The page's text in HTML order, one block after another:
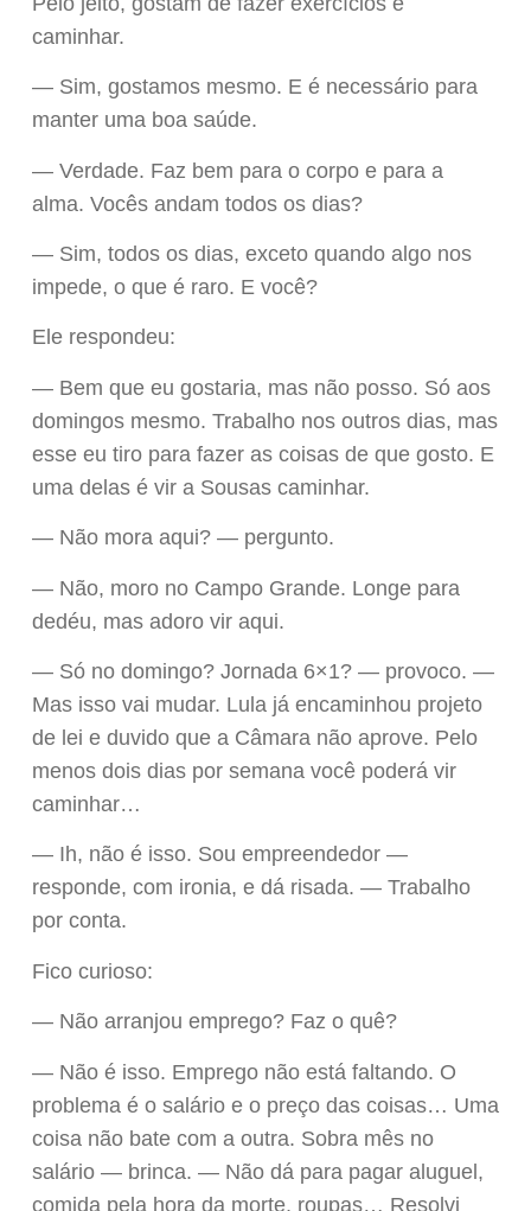
caminhar.
— Sim, gostamos mesmo. E é necessário para
manter uma boa saúde.
— Verdade. Faz bem para o corpo e para a
alma. Vocês andam todos os dias?
— Sim, todos os dias, exceto quando algo nos
impede, o que é raro. E você?
Ele respondeu:
— Bem que eu gostaria, mas não posso. Só aos
domingos mesmo. Trabalho nos outros dias, mas
esse eu tiro para fazer as coisas de que gosto. E
uma delas é vir a Sousas caminhar.
— Não mora aqui? — pergunto.
— Não, moro no Campo Grande. Longe para
dedéu, mas adoro vir aqui.
— Só no domingo? Jornada 6×1? — provoco. —
Mas isso vai mudar. Lula já encaminhou projeto
de lei e duvido que a Câmara não aprove. Pelo
menos dois dias por semana você poderá vir
caminhar…
— Ih, não é isso. Sou empreendedor —
responde, com ironia, e dá risada. — Trabalho
por conta.
Fico curioso:
— Não arranjou emprego? Faz o quê?
— Não é isso. Emprego não está faltando. O
problema é o salário e o preço das coisas… Uma
coisa não bate com a outra. Sobra mês no
salário — brinca. — Não dá para pagar aluguel,
comida pela hora da morte, roupas… Resolvi